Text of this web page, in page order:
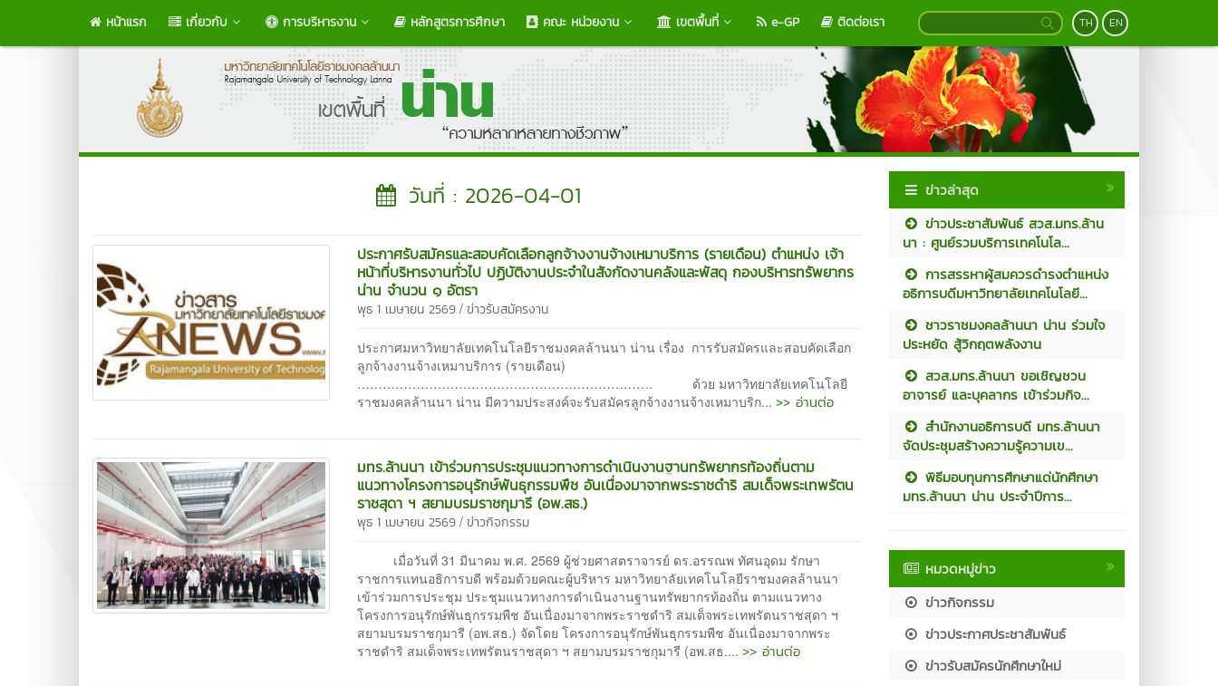
หน้าแรก เกี่ยวกับ การบริหารงาน หลักสูตรการศึกษา คณะ หน่วยงาน เขตพื้นที่ e-GP ติดต่อเรา TH EN
วันที่ : 2026-04-01
ประกาศรับสมัครและสอบคัดเลือกลูกจ้างงานจ้างเหมาบริการ (รายเดือน) ตำแหน่ง เจ้า
หน้าที่บริหารงานทั่วไป ปฏิบัติงานประจำในสังกัดงานคลังและพัสดุ กองบริหารทรัพยากร
น่าน จำนวน ๑ อัตรา
พุธ 1 เมษายน 2569 /ข่าวรับสมัครงาน
ประกาศมหาวิทยาลัยเทคโนโลยีราชมงคลล้านนา น่าน เรื่อง การรับสมัครและสอบคัดเลือก
ลูกจ้างงานจ้างเหมาบริการ (รายเดือน)
……………………………………………………………. ด้วย มหาวิทยาลัยเทคโนโลยี
ราชมงคลล้านนา น่าน มีความประสงค์จะรับสมัครลูกจ้างงานจ้างเหมาบริก...>> อ่านต่อ
มทร.ล้านนา เข้าร่วมการประชุมแนวทางการดำเนินงานฐานทรัพยากรท้องถิ่นตาม
แนวทางโครงการอนุรักษ์พันธุกรรมพืช อันเนื่องมาจากพระราชดำริ สมเด็จพระเทพรัตน
ราชสุดา ฯ สยามบรมราชกุมารี (อพ.สธ.)
พุธ 1 เมษายน 2569 /ข่าวกิจกรรม
เมื่อวันที่ 31 มีนาคม พ.ศ. 2569 ผู้ช่วยศาสตราจารย์ ดร.อรรณพ ทัศนอุดม รักษา
ราชการแทนอธิการบดี พร้อมด้วยคณะผู้บริหาร มหาวิทยาลัยเทคโนโลยีราชมงคลล้านนา
เข้าร่วมการประชุม ประชุมแนวทางการดำเนินงานฐานทรัพยากรท้องถิ่น ตามแนวทาง
โครงการอนุรักษ์พันธุกรรมพืช อันเนื่องมาจากพระราชดำริ สมเด็จพระเทพรัตนราชสุดา ฯ
สยามบรมราชกุมารี (อพ.สธ.) จัดโดย โครงการอนุรักษ์พันธุกรรมพืช อันเนื่องมาจากพระ
ราชดำริ สมเด็จพระเทพรัตนราชสุดา ฯ สยามบรมราชกุมารี (อพ.สธ....>> อ่านต่อ
ข่าวล่าสุด
ข่าวประชาสัมพันธ์ สวส.มทร.ล้าน
นา : ศูนย์รวมบริการเทคโนโล...
การสรรหาผู้สมควรดำรงตำแหน่ง
อธิการบดีมหาวิทยาลัยเทคโนโลยี...
ชาวราชมงคลล้านนา น่าน ร่วมใจ
ประหยัด สู้วิกฤตพลังงาน
สวส.มทร.ล้านนา ขอเชิญชวน
อาจารย์ และบุคลากร เข้าร่วมกิจ...
สำนักงานอธิการบดี มทร.ล้านนา
จัดประชุมสร้างความรู้ความเข...
พิธีมอบทุนการศึกษาแด่นักศึกษา
มทร.ล้านนา น่าน ประจำปีการ...
หมวดหมู่ข่าว
ข่าวกิจกรรม
ข่าวประกาศประชาสัมพันธ์
ข่าวรับสมัครนักศึกษาใหม่